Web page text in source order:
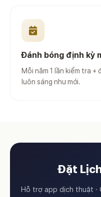
Đánh bóng định kỳ
Mỗi năm 1 lần kiểm tra
luôn sáng như mới.
Đặt
Hỗ trợ app dịch thuật ·